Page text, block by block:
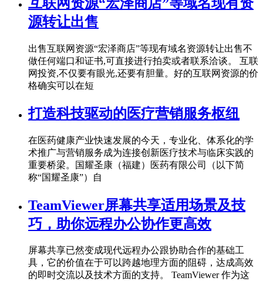
源转让出售
出售互联网资源“宏泽商店”等现有域名资源转让出售不
做任何端口和证书,可直接进行拍卖或者联系洽谈。 互联
网投资,不仅要有眼光,还要有胆量。好的互联网资源的价
格确实可以在短
打造科技驱动的医疗营销服务枢纽
在医药健康产业快速发展的今天，专业化、体系化的学
术推广与营销服务成为连接创新医疗技术与临床实践的
重要桥梁。国耀圣康（福建）医药有限公司（以下简
称“国耀圣康”）自
TeamViewer屏幕共享适用场景及技
巧，助你远程办公协作更高效
屏幕共享已然变成现代远程办公跟协助合作的基础工
具，它的价值在于可以跨越地理方面的阻碍，达成高效
的即时交流以及技术方面的支持。 TeamViewer 作为这